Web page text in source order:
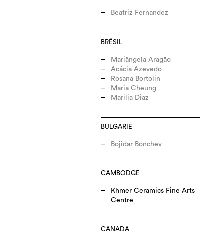
Beatriz Fernandez
BRÉSIL
Mariângela Aragão
Acácia Azevedo
Rosana Bortolin
Maria Cheung
Marilia Diaz
BULGARIE
Bojidar Bonchev
CAMBODGE
Khmer Ceramics Fine Arts
Centre
CANADA